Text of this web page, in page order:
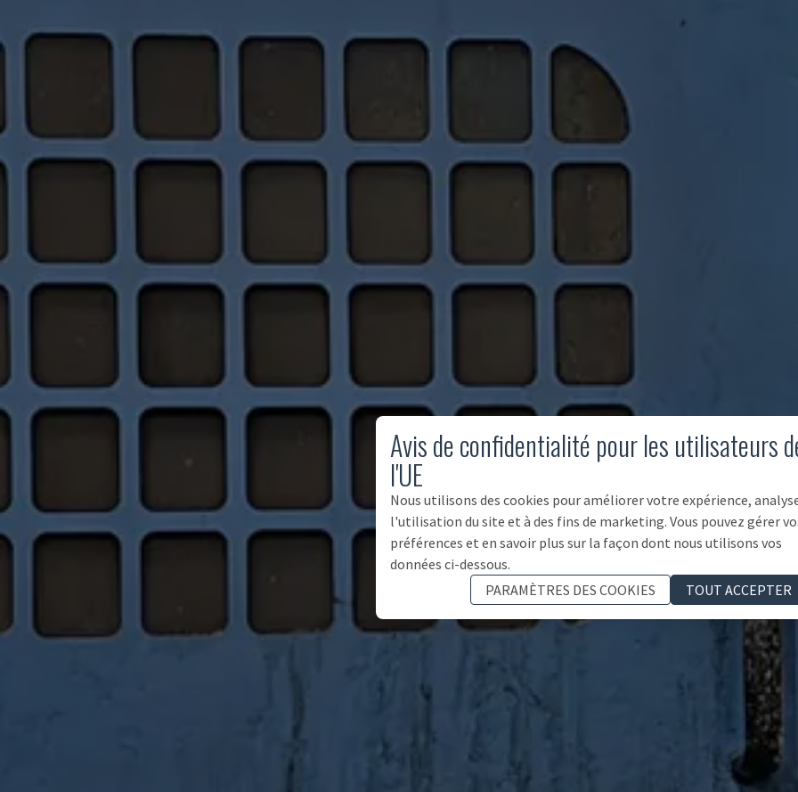
Avis de confidentialité pour les utilisateurs
l'UE
Nous utilisons des cookies pour améliorer votre expérience,
l'utilisation du site et à des fins de marketing. Vous pouvez gérer
préférences et en savoir plus sur la façon dont nous utilisons vos
données ci-dessous.
PARAMÈTRES DES COOKIES
TOUT ACCEPTER